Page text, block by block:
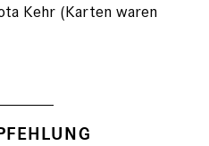
Kehr (Karten waren